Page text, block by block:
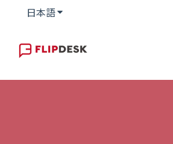
日本語翻訳のサブメニューを表示